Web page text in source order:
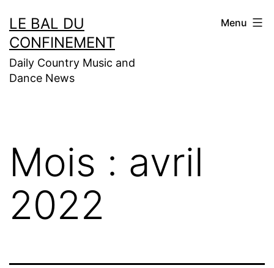
au
contenu
LE BAL DU
CONFINEMENT
Daily Country Music and
Dance News
Menu
Mois : avril
2022